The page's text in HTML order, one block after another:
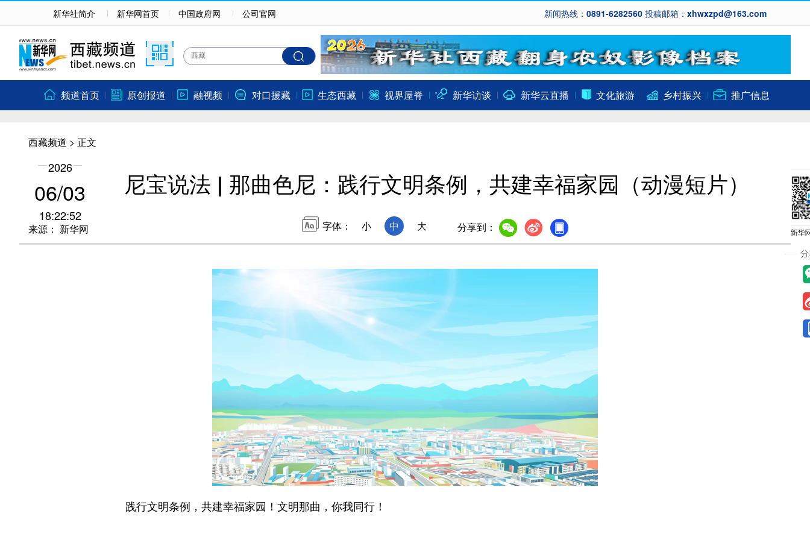
新华社简介 新华网首页 中国政府网 公司官网 新闻热线：0891-6282560 投稿邮箱：xhwxzpd@163.com
频道首页 原创报道 融视频 对口援藏 生态西藏 视界屋脊 新华访谈 新华云直播 文化旅游 乡村振兴 推广信息
西藏频道 > 正文
2026
06/03
18:22:52
来源： 新华网
尼宝说法 | 那曲色尼：践行文明条例，共建幸福家园（动漫短片）
字体： 小 中 大 分享到：
践行文明条例，共建幸福家园！文明那曲，你我同行！